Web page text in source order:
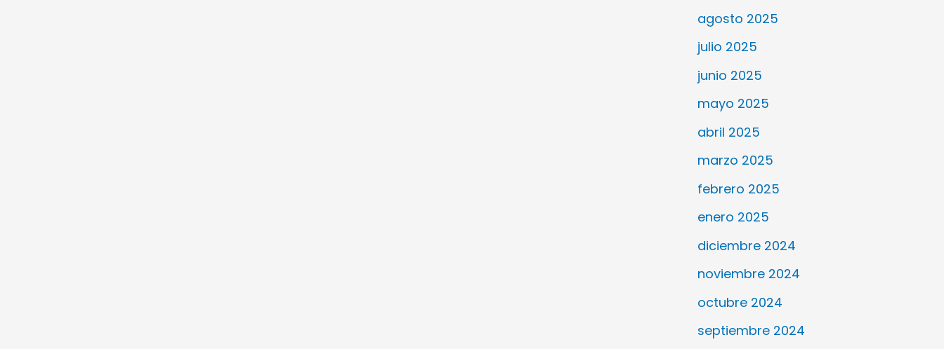
agosto 2025
julio 2025
junio 2025
mayo 2025
abril 2025
marzo 2025
febrero 2025
enero 2025
diciembre 2024
noviembre 2024
octubre 2024
septiembre 2024